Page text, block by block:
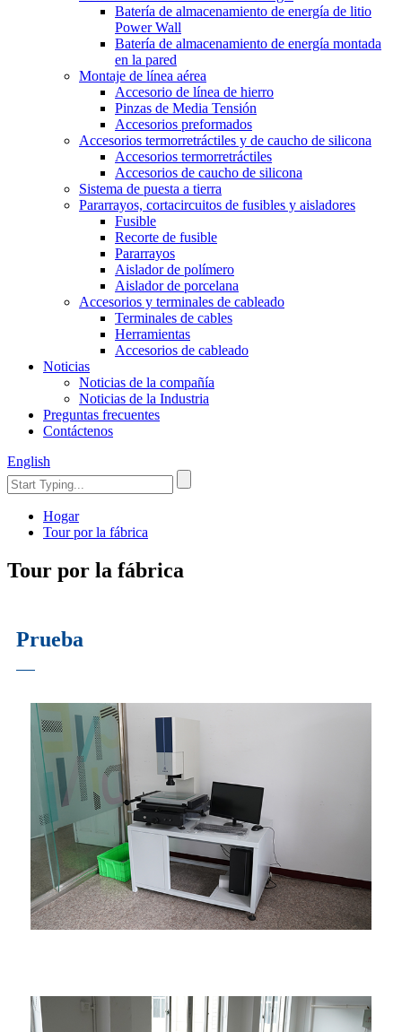
Batería de almacenamiento de energía de litio
Power Wall
Batería de almacenamiento de energía montada
en la pared
Montaje de línea aérea
Accesorio de línea de hierro
Pinzas de Media Tensión
Accesorios preformados
Accesorios termorretráctiles y de caucho de silicona
Accesorios termorretráctiles
Accesorios de caucho de silicona
Sistema de puesta a tierra
Pararrayos, cortacircuitos de fusibles y aisladores
Fusible
Recorte de fusible
Pararrayos
Aislador de polímero
Aislador de porcelana
Accesorios y terminales de cableado
Terminales de cables
Herramientas
Accesorios de cableado
Noticias
Noticias de la compañía
Noticias de la Industria
Preguntas frecuentes
Contáctenos
English
Hogar
Tour por la fábrica
Tour por la fábrica
Prueba